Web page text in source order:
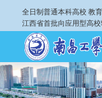
全日制普通本科高校 教
江西省首批向应用型高